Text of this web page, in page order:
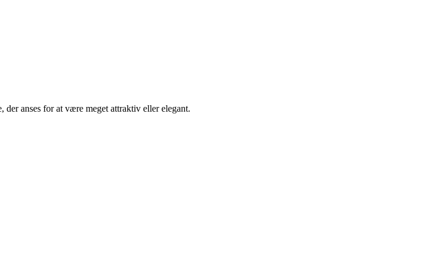
anses for at være meget attraktiv eller elegant.